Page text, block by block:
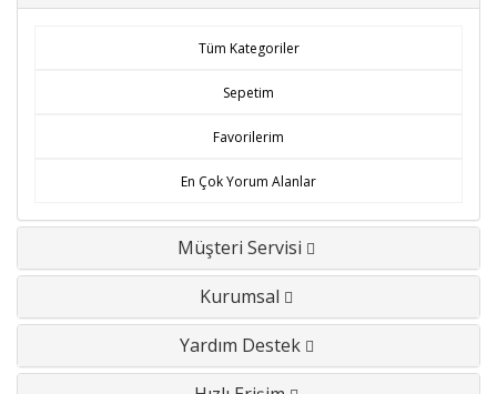
Tüm Kategoriler
Sepetim
Favorilerim
En Çok Yorum Alanlar
Müşteri Servisi
Kurumsal
Yardım Destek